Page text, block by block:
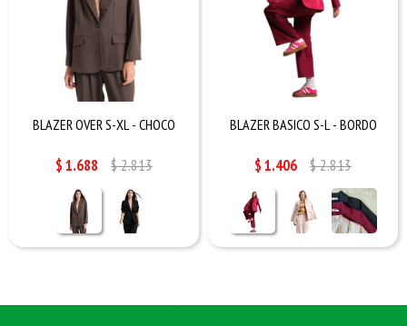
BLAZER OVER S-XL - CHOCO
$1.688 $2.813
BLAZER BASICO S-L - BORDO
$1.406 $2.813